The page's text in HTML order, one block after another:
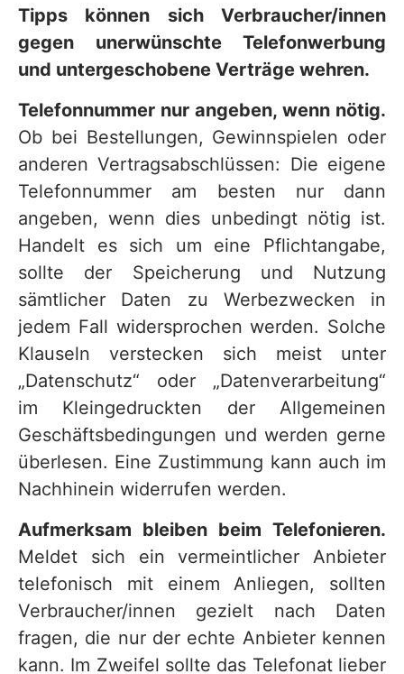
Tipps können sich Verbraucher/innen
gegen unerwünschte Telefonwerbung
und untergeschobene Verträge wehren.
Telefonnummer nur angeben, wenn nötig.
Ob bei Bestellungen, Gewinnspielen oder
anderen Vertragsabschlüssen: Die eigene
Telefonnummer am besten nur dann
angeben, wenn dies unbedingt nötig ist.
Handelt es sich um eine Pflichtangabe,
sollte der Speicherung und Nutzung
sämtlicher Daten zu Werbezwecken in
jedem Fall widersprochen werden. Solche
Klauseln verstecken sich meist unter
„Datenschutz“ oder „Datenverarbeitung“
im Kleingedruckten der Allgemeinen
Geschäftsbedingungen und werden gerne
überlesen. Eine Zustimmung kann auch im
Nachhinein widerrufen werden.
Aufmerksam bleiben beim Telefonieren.
Meldet sich ein vermeintlicher Anbieter
telefonisch mit einem Anliegen, sollten
Verbraucher/innen gezielt nach Daten
fragen, die nur der echte Anbieter kennen
kann. Im Zweifel sollte das Telefonat lieber